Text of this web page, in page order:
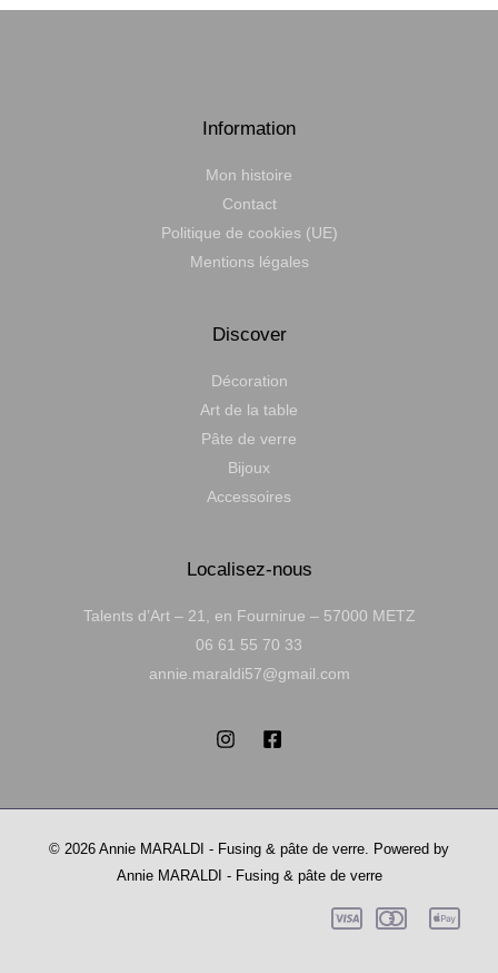
Information
Mon histoire
Contact
Politique de cookies (UE)
Mentions légales
Discover
Décoration
Art de la table
Pâte de verre
Bijoux
Accessoires
Localisez-nous
Talents d’Art – 21, en Fournirue – 57000 METZ
06 61 55 70 33
annie.maraldi57@gmail.com
© 2026 Annie MARALDI - Fusing & pâte de verre. Powered by
Annie MARALDI - Fusing & pâte de verre